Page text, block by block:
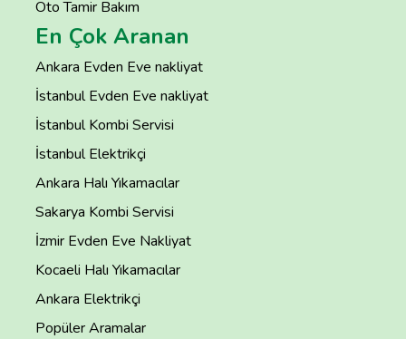
Oto Tamir Bakım
En Çok Aranan
Ankara Evden Eve nakliyat
İstanbul Evden Eve nakliyat
İstanbul Kombi Servisi
İstanbul Elektrikçi
Ankara Halı Yıkamacılar
Sakarya Kombi Servisi
İzmir Evden Eve Nakliyat
Kocaeli Halı Yıkamacılar
Ankara Elektrikçi
Popüler Aramalar